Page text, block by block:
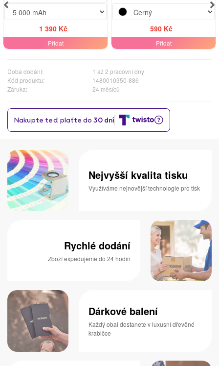
1 390 Kč
Přidat
590 Kč
Přidat
Doba dodání:
1 až 2 pracovní dny
Kód produktu:
1480010350-886
Záruka:
24 měsíců
Nejvyšší kvalita tisku
Využíváme nejnovější technologie pro tisk
Rychlé dodání
Zboží expedujeme do 24 hodin
Dárkové balení
Každý obal dostanete v luxusní dřevěné
krabičce